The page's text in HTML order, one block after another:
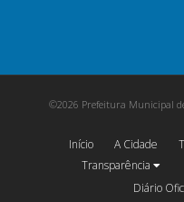
©2026 Prefeitura Municipal
Início A Cidade
Transparência
Diário